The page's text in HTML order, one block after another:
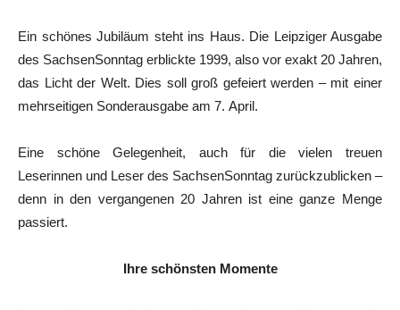
Ein schönes Jubiläum steht ins Haus. Die Leipziger Ausgabe
des SachsenSonntag erblickte 1999, also vor exakt 20 Jahren,
das Licht der Welt. Dies soll groß gefeiert werden – mit einer
mehrseitigen Sonderausgabe am 7. April.
Eine schöne Gelegenheit, auch für die vielen treuen
Leserinnen und Leser des SachsenSonntag zurückzublicken –
denn in den vergangenen 20 Jahren ist eine ganze Menge
passiert.
Ihre schönsten Momente